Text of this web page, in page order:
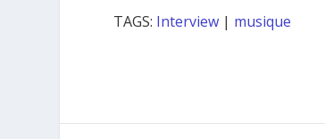
TAGS: Interview | musique